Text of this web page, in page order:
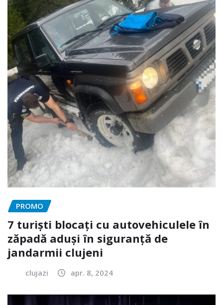
PROMO
7 turiști blocați cu autovehiculele în
zăpadă aduși în siguranță de
jandarmii clujeni
clujazi apr. 8, 2024